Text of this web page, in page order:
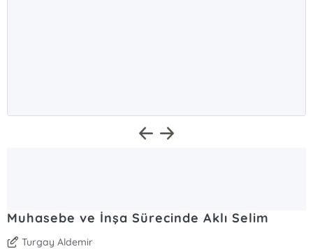
Muhasebe ve İnşa Sürecinde Aklı Selim
Turgay Aldemir